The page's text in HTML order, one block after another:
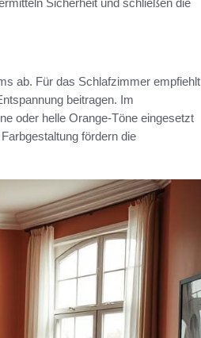
ab. Für das Schlafzimmer empfiehlt
beitragen. Im
oder helle Orange-Töne eingesetzt
fördern die